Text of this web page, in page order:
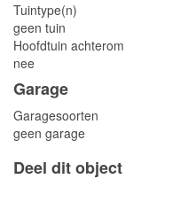
Tuintype(n)
geen tuin
Hoofdtuin achterom
nee
Garage
Garagesoorten
geen garage
Deel dit object